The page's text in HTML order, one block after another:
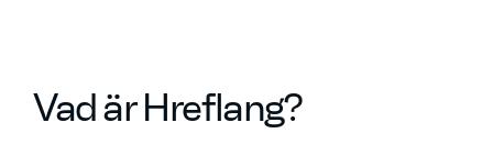
Vad är Hreflang?